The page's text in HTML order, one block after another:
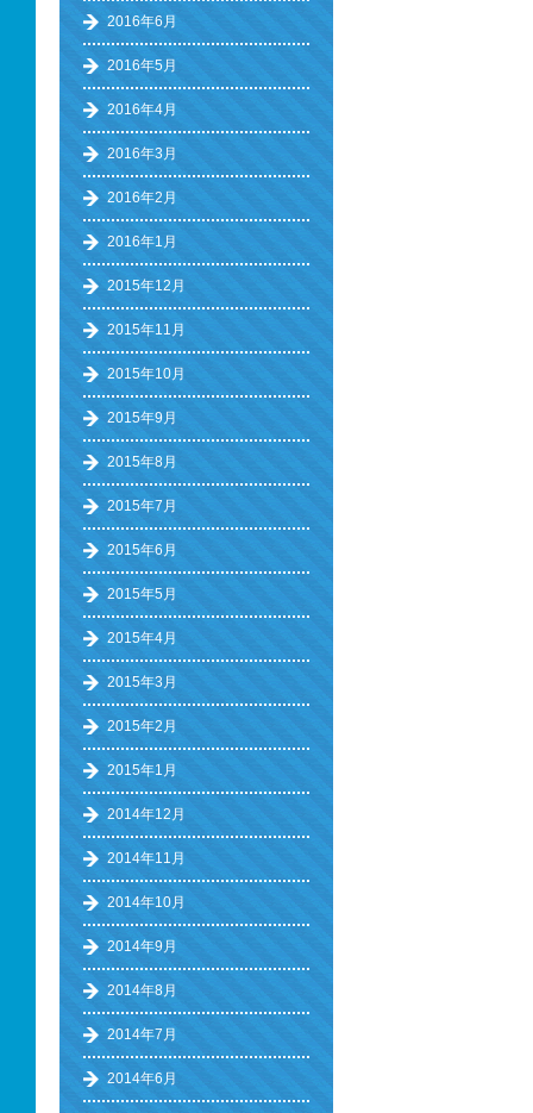
2016年6月
2016年5月
2016年4月
2016年3月
2016年2月
2016年1月
2015年12月
2015年11月
2015年10月
2015年9月
2015年8月
2015年7月
2015年6月
2015年5月
2015年4月
2015年3月
2015年2月
2015年1月
2014年12月
2014年11月
2014年10月
2014年9月
2014年8月
2014年7月
2014年6月